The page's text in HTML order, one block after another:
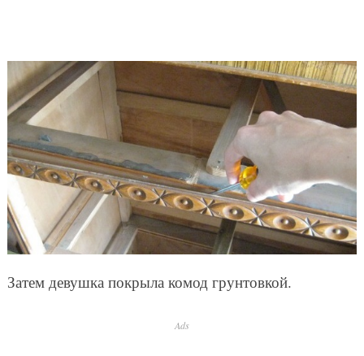
Затем девушка покрыла комод грунтовкой.
Ads